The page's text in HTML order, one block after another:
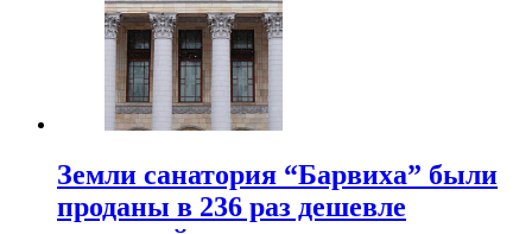
Земли санатория “Барвиха” были
проданы в 236 раз дешевле